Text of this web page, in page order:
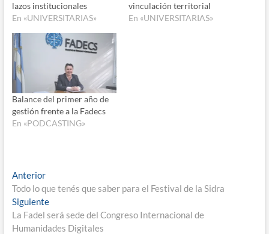
lazos institucionales
En «UNIVERSITARIAS»
vinculación territorial
En «UNIVERSITARIAS»
Balance del primer año de
gestión frente a la Fadecs
En «PODCASTING»
Navegación
de
entradas
AnteriorEntrada
anterior:
Todo lo que tenés que saber para el Festival de la Sidra
SiguienteEntrada
siguiente:
La Fadel será sede del Congreso Internacional de
Humanidades Digitales